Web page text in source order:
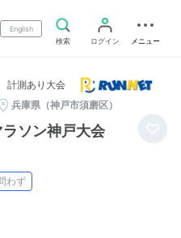
English
検索
ログイン メニュー
計測あり大会
兵庫県（神戸市須磨区）
ソン神戸大会
わず